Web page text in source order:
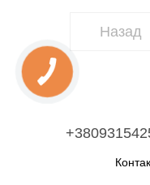
Назад